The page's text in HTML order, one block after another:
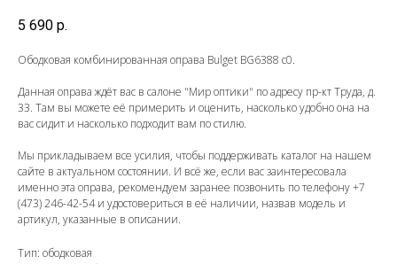
5 690 р.
Ободковая комбинированная оправа Bulget BG6388 c0.
Данная оправа ждёт вас в салоне "Мир оптики" по адресу пр-кт Труда, д.
33. Там вы можете её примерить и оценить, насколько удобно она на
вас сидит и насколько подходит вам по стилю.
Мы прикладываем все усилия, чтобы поддерживать каталог на нашем
сайте в актуальном состоянии. И всё же, если вас заинтересовала
именно эта оправа, рекомендуем заранее позвонить по телефону+7
(473) 246-42-54и удостовериться в её наличии, назвав модель и
артикул, указанные в описании.
Тип: ободковая